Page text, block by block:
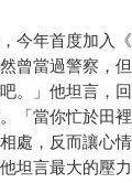
今年首度加入
曾當過警察，
。」他坦言，
「當你忙於田
處，反而讓心
坦言最大的壓